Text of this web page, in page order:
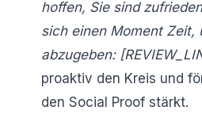
hoffen, Sie sind
sich einen Moment Zeit,
abzugeben:
proaktiv den Kreis und
den Social Proof stärkt.